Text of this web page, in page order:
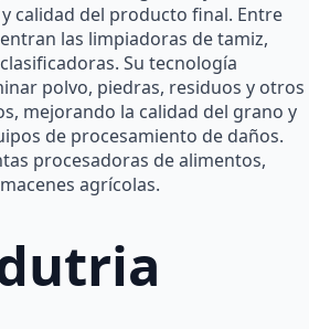
calidad del producto final. Entre
las limpiadoras de tamiz,
Su tecnología
polvo, piedras, residuos y otros
mejorando la calidad del grano y
de procesamiento de daños.
procesadoras de alimentos,
agrícolas.